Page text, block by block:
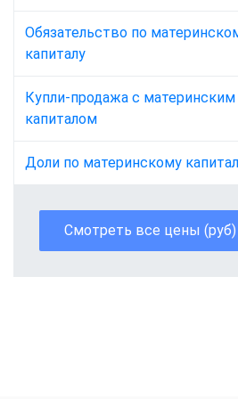
Обязательство по
капиталу
Купли-продажа с материнским
капиталом
Доли по материнскому
Смотреть все цены (руб)